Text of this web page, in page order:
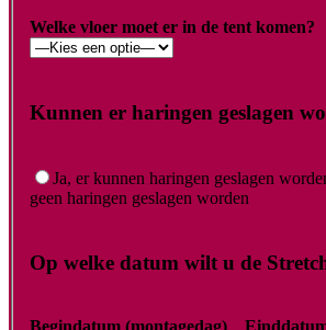
Welke vloer moet er in de tent komen?
Kunnen er haringen geslagen
Ja, er kunnen haringen geslagen
geen haringen geslagen worden
Op welke datum wilt u de